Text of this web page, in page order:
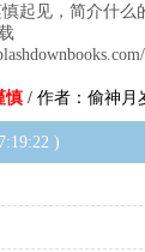
起见，简介什
慎 / 作者：偷神月
)